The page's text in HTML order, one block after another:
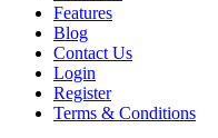
Features
Blog
Contact Us
Login
Register
Terms & Conditions